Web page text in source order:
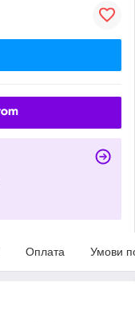
Оплата Умови